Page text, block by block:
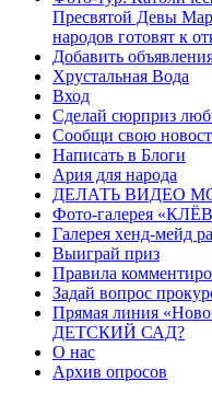
Пресвятой Девы
народов готовят к
Добавить
Хрустальная Вода
Вход
Сделай сюрприз
Сообщи свою
Написать в Блоги
Ария для народа
ДЕЛАТЬ ВИДЕО
Фото-галерея
Галерея хенд-мейд
Выиграй приз
Правила
Задай вопрос
Прямая линия
ДЕТСКИЙ САД?
О нас
Архив опросов